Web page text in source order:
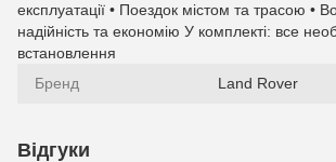
експлуатації • Поездок містом та трасою •
надійність та економію У комплекті: все
встановлення
Бренд
Land Rover
Відгуки